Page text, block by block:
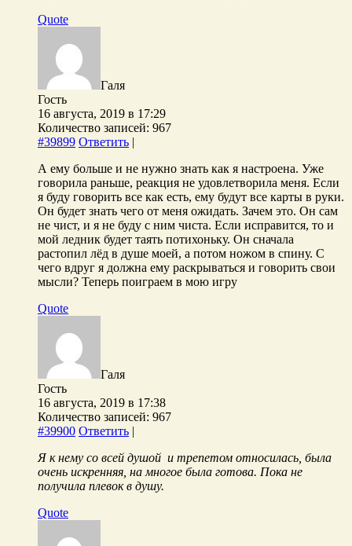
Quote
Галя
Гость
16 августа, 2019 в 17:29
Количество записей: 967
#39899 Ответить |
А ему больше и не нужно знать как я настроена. Уже
говорила раньше, реакция не удовлетворила меня. Если
я буду говорить все как есть, ему будут все карты в руки.
Он будет знать чего от меня ожидать. Зачем это. Он сам
не чист, и я не буду с ним чиста. Если исправится, то и
мой ледник будет таять потихоньку. Он сначала
растопил лёд в душе моей, а потом ножом в спину. С
чего вдруг я должна ему раскрываться и говорить свои
мысли? Теперь поиграем в мою игру
Quote
Галя
Гость
16 августа, 2019 в 17:38
Количество записей: 967
#39900 Ответить |
Я к нему со всей душой и трепетом относилась, была
очень искренняя, на многое была готова. Пока не
получила плевок в душу.
Quote